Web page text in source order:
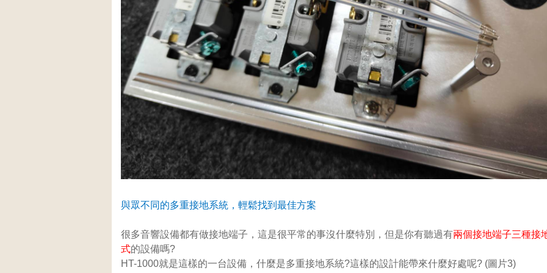
與眾不同的多重接地系統，輕鬆找到最佳方案
很多音響設備都有做接地端子，這是很平常的事沒什麼特別，但是你有聽過有兩個接地端子三種接
式的設備嗎?
HT-1000就是這樣的一台設備，什麼是多重接地系統?這樣的設計能帶來什麼好處呢? (圖片3)